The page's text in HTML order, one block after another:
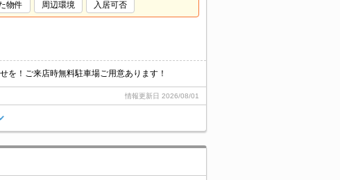
物件 周辺環境 入居可否
を！ご来店時無料駐車場ご用意あります！
情報更新日 2026/08/01